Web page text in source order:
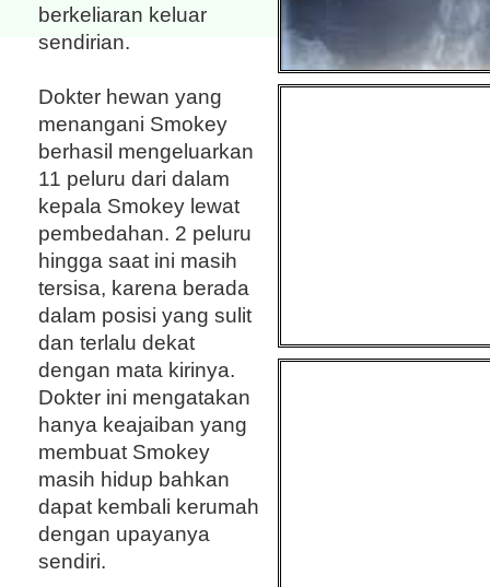
berkeliaran keluar
sendirian.
Dokter hewan yang
menangani Smokey
berhasil mengeluarkan
11 peluru dari dalam
kepala Smokey lewat
pembedahan. 2 peluru
hingga saat ini masih
tersisa, karena berada
dalam posisi yang sulit
dan terlalu dekat
dengan mata kirinya.
Dokter ini mengatakan
hanya keajaiban yang
membuat Smokey
masih hidup bahkan
dapat kembali kerumah
dengan upayanya
sendiri.